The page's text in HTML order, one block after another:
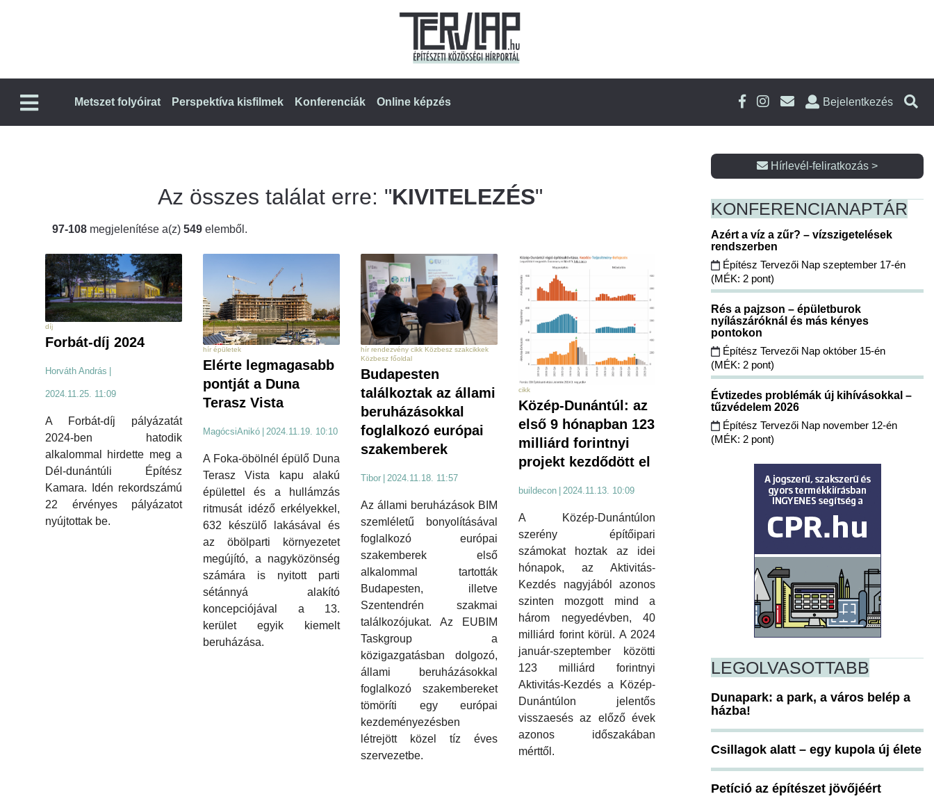
Metszet folyóirat Perspektíva kisfilmek Konferenciák Online képzés Bejelentkezés
Az összes találat erre: "KIVITELEZÉS"
97-108 megjelenítése a(z) 549 elemből.
díj
Forbát-díj 2024
Horváth András
2024.11.25. 11:09
A Forbát-díj pályázatát
2024-ben hatodik
alkalommal hirdette meg a
Dél-dunántúli Építész
Kamara. Idén rekordszámú
22 érvényes pályázatot
nyújtottak be.
hír épületek
Elérte legmagasabb
pontját a Duna
Terasz Vista
MagócsiAnikó | 2024.11.19. 10:10
A Foka-öbölnél épülő Duna
Terasz Vista kapu alakú
épülettel és a hullámzás
ritmusát idéző erkélyekkel,
632 készülő lakásával és
az öbölparti környezetet
megújító, a nagyközönség
számára is nyitott parti
sétánnyá alakító
koncepciójával a 13.
kerület egyik kiemelt
beruházása.
hír rendezvény cikk Közbesz szakcikkek
Közbesz főoldal
Budapesten
találkoztak az állami
beruházásokkal
foglalkozó európai
szakemberek
Tibor 2024.11.18. 11:57
Az állami beruházások BIM
szemléletű bonyolításával
foglalkozó európai
szakemberek első
alkalommal tartották
Budapesten, illetve
Szentendrén szakmai
találkozójukat. Az EUBIM
Taskgroup a
közigazgatásban dolgozó,
állami beruházásokkal
foglalkozó szakembereket
tömöríti egy európai
kezdeményezésben
létrejött közel tíz éves
szervezetbe.
cikk
Közép-Dunántúl: az
első 9 hónapban 123
milliárd forintnyi
projekt kezdődött el
buildecon 2024.11.13. 10:09
A Közép-Dunántúlon
szerény építőipari
számokat hoztak az idei
hónapok, az Aktivitás-
Kezdés nagyjából azonos
szinten mozgott mind a
három negyedévben, 40
milliárd forint körül. A 2024
január-szeptember közötti
123 milliárd forintnyi
Aktivitás-Kezdés a Közép-
Dunántúlon jelentős
visszaesés az előző évek
azonos időszakában
mérttől.
Hírlevél-feliratkozás >
KONFERENCIANAPTÁR
Azért a víz a zűr? – vízszigetelések
rendszerben
Építész Tervezői Nap szeptember 17-én
(MÉK: 2 pont)
Rés a pajzson – épületburok
nyílászáróknál és más kényes
pontokon
Építész Tervezői Nap október 15-én
(MÉK: 2 pont)
Évtizedes problémák új kihívásokkal –
tűzvédelem 2026
Építész Tervezői Nap november 12-én
(MÉK: 2 pont)
LEGOLVASOTTABB
Dunapark: a park, a város belép a
házba!
Csillagok alatt – egy kupola új élete
Petíció az építészet jövőjéért